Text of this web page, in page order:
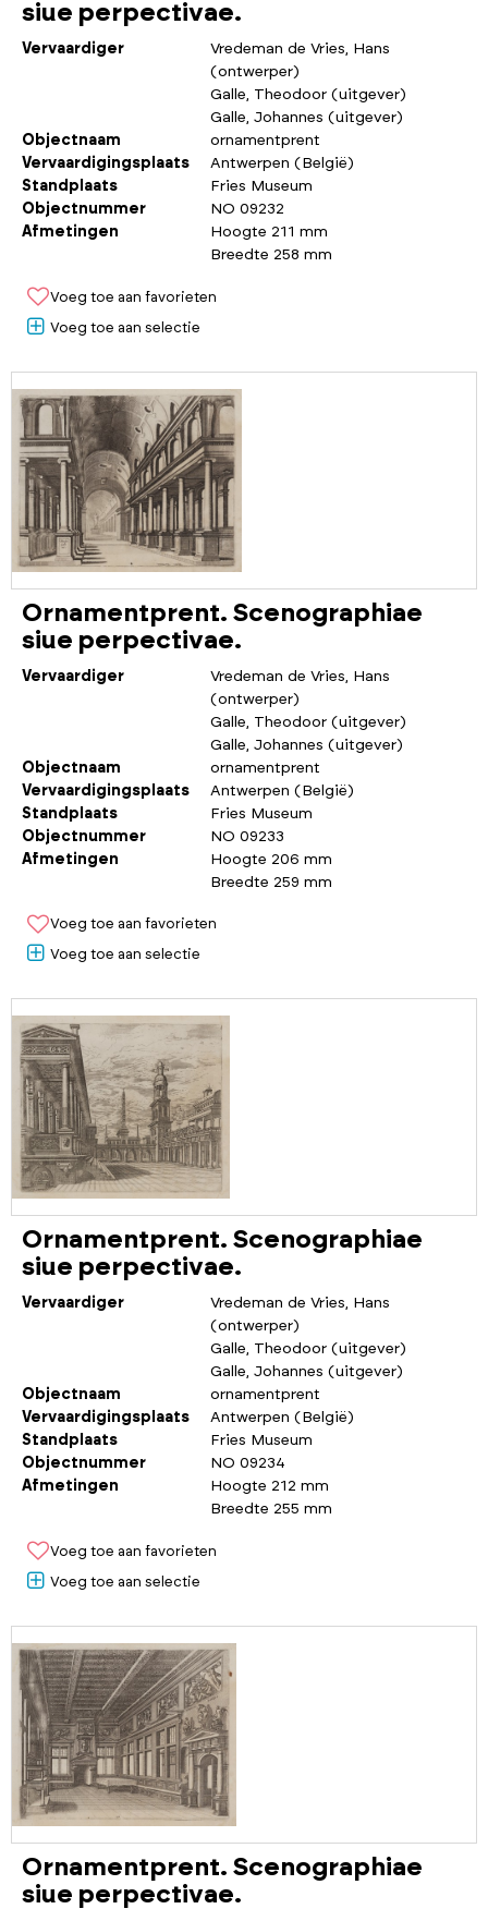
siue perpectivae.
Vervaardiger
Vredeman de Vries, Hans
(ontwerper)
Galle, Theodoor (uitgever)
Galle, Johannes (uitgever)
Objectnaam
ornamentprent
Vervaardigingsplaats
Antwerpen (België)
Standplaats
Fries Museum
Objectnummer
NO 09232
Afmetingen
Hoogte 211 mm
Breedte 258 mm
Voeg toe aan favorieten
Voeg toe aan selectie
Ornamentprent. Scenographiae
siue perpectivae.
Vervaardiger
Vredeman de Vries, Hans
(ontwerper)
Galle, Theodoor (uitgever)
Galle, Johannes (uitgever)
Objectnaam
ornamentprent
Vervaardigingsplaats
Antwerpen (België)
Standplaats
Fries Museum
Objectnummer
NO 09233
Afmetingen
Hoogte 206 mm
Breedte 259 mm
Voeg toe aan favorieten
Voeg toe aan selectie
Ornamentprent. Scenographiae
siue perpectivae.
Vervaardiger
Vredeman de Vries, Hans
(ontwerper)
Galle, Theodoor (uitgever)
Galle, Johannes (uitgever)
Objectnaam
ornamentprent
Vervaardigingsplaats
Antwerpen (België)
Standplaats
Fries Museum
Objectnummer
NO 09234
Afmetingen
Hoogte 212 mm
Breedte 255 mm
Voeg toe aan favorieten
Voeg toe aan selectie
Ornamentprent. Scenographiae
siue perpectivae.